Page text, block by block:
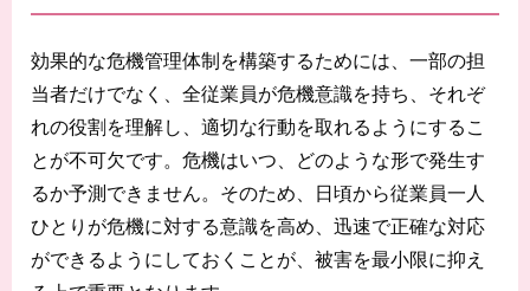
効果的な危機管理体制を構築するためには、一部の担
当者だけでなく、全従業員が危機意識を持ち、それぞ
れの役割を理解し、適切な行動を取れるようにするこ
とが不可欠です。危機はいつ、どのような形で発生す
るか予測できません。そのため、日頃から従業員一人
ひとりが危機に対する意識を高め、迅速で正確な対応
ができるようにしておくことが、被害を最小限に抑え